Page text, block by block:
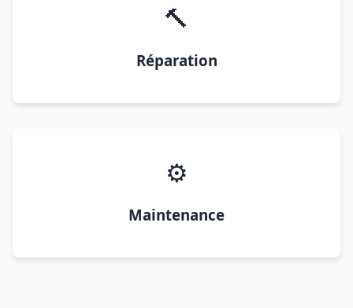
🔨
Réparation
⚙️
Maintenance